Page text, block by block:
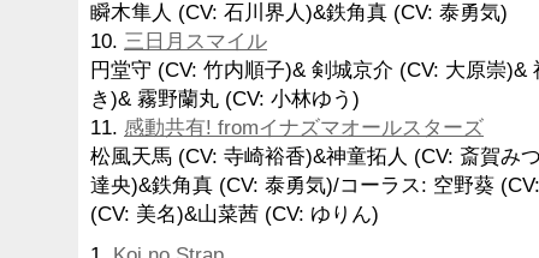
瞬木隼人 (CV: 石川界人)&鉄角真 (CV: 泰勇気)
10. 三日月スマイル
円堂守 (CV: 竹内順子)& 剣城京介 (CV: 大原崇)&
き)& 霧野蘭丸 (CV: 小林ゆう)
11. 感動共有! fromイナズマオールスターズ
松風天馬 (CV: 寺崎裕香)&神童拓人 (CV: 斎賀み
達央)&鉄角真 (CV: 泰勇気)/コーラス: 空野葵
(CV: 美名)&山菜茜 (CV: ゆりん)